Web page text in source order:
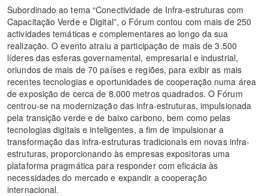
Subordinado ao tema “Conectividade de Infra-estruturas com
Capacitação Verde e Digital”, o Fórum contou com mais de 250
actividades temáticas e complementares ao longo da sua
realização. O evento atraiu a participação de mais de 3.500
líderes das esferas governamental, empresarial e industrial,
oriundos de mais de 70 países e regiões, para exibir as mais
recentes tecnologias e oportunidades de cooperação numa área
de exposição de cerca de 8.000 metros quadrados. O Fórum
centrou-se na modernização das infra-estruturas, impulsionada
pela transição verde e de baixo carbono, bem como pelas
tecnologias digitais e inteligentes, a fim de impulsionar a
transformação das infra-estruturas tradicionais em novas infra-
estruturas, proporcionando às empresas expositoras uma
plataforma pragmática para responder com eficácia às
necessidades do mercado e expandir a cooperação
internacional.